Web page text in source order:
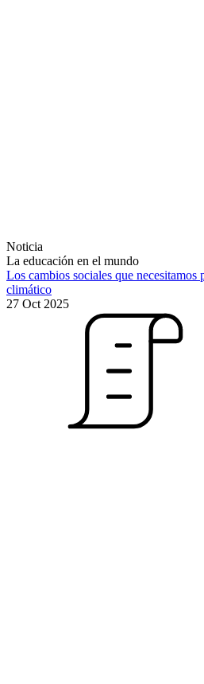
Noticia
La educación en el mundo
Los cambios sociales que necesitamos
climático
27 Oct 2025